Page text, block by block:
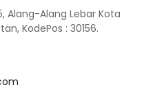
Alang-Alang Lebar Kota
KodePos : 30156.